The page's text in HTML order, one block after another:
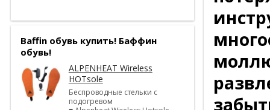
Baffin обувь купить! Баффин
обувь!
ALPENHEAT Wireless
HOTsole
Беспроводные стельки с
подогревом